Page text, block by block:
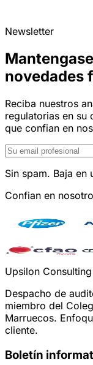
Newsletter
novedades
Reciba nuestros
regulatorias en su
que confian en
Sin spam. Baja en
Confian en
Upsilon Consulting
Despacho de
miembro del
Marruecos.
cliente.
Boletín